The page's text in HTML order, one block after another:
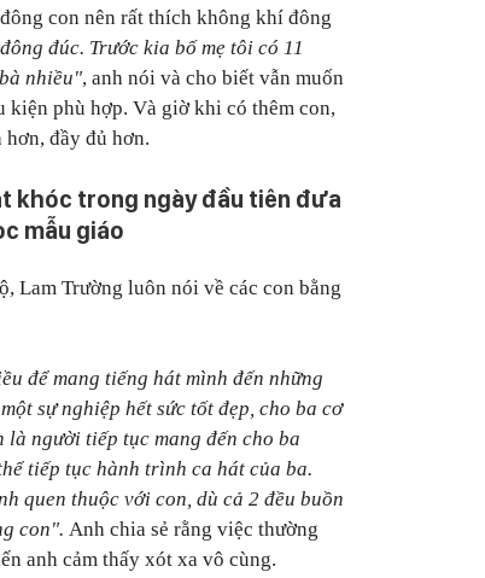
con nên rất thích không khí đông
đúc. Trước kia bố mẹ tôi có 11
nhiều", anh nói và cho biết vẫn muốn
kiện phù hợp. Và giờ khi có thêm con,
đầy đủ hơn.
khóc trong ngày đầu tiên đưa
mẫu giáo
Lam Trường luôn nói về các con bằng
để mang tiếng hát mình đến những
sự nghiệp hết sức tốt đẹp, cho ba cơ
là người tiếp tục mang đến cho ba
tiếp tục hành trình ca hát của ba.
quen thuộc với con, dù cả 2 đều buồn
con". Anh chia sẻ rằng việc thường
anh cảm thấy xót xa vô cùng.